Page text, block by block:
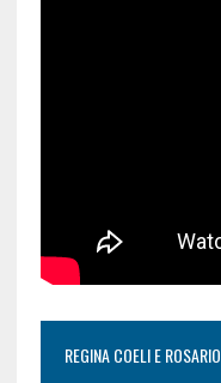
REGINA COELI E ROSARIO